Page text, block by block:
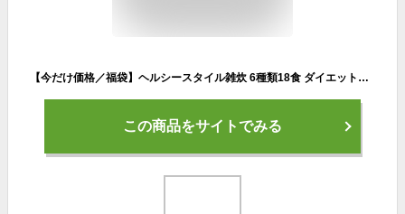
【今だけ価格／福袋】ヘルシースタイル雑炊 6種類18食 ダイエット食品 ダイエット雑炊 置き換えダイエット ダイエット食品 低糖質 糖質制限 プロテイン タンパク質雑炊 ダイエット 低カロリー 糖質オフ 満腹感 大豆ミート 大豆ライス 福袋 バランス栄養 ぷるるん姫
この商品をサイトでみる